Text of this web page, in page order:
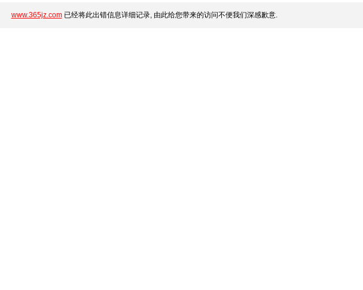
www.365jz.com已经将此出错信息详细记录, 由此给您带来的访问不便我们深感歉意.